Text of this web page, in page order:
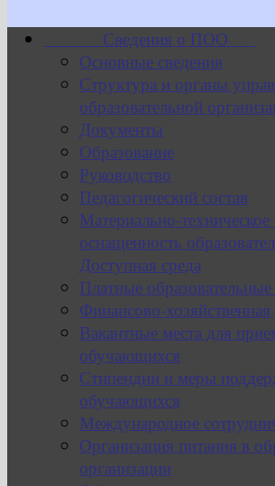
Сведения о ПОО
Основные сведения
Структура и органы
образовательной
Документы
Образование
Руководство
Педагогический состав
Материально-техническое
оснащенность
Доступная среда
Платные образовательные
Финансово-хозяйственная
Вакантные места для
обучающихся
Стипендии и меры
обучающихся
Международное
Организация питания в
организации